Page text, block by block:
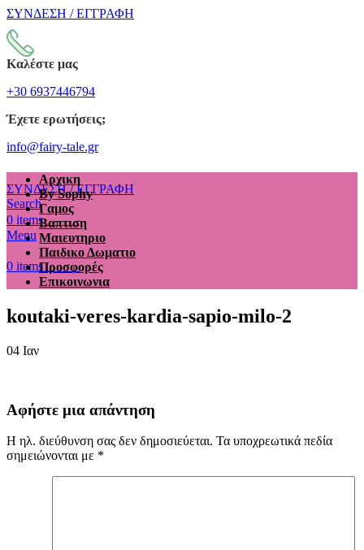
ΣΥΝΔΕΣΗ / ΕΓΓΡΑΦΗ
Καλέστε μας
+30 6937446794
Έχετε ερωτήσεις;
info@fairy-tale.gr
ΣΥΝΔΕΣΗ / ΕΓΓΡΑΦΗ
Search
0 items €0.00
Menu
0 items €0.00
Αρχικη
By Sophy
Γαμος
Βαπτιση
Μαιευτηριο
Παιδικο Δωματιο
Προσφορές
Επικοινωνια
koutaki-veres-kardia-sapio-milo-2
04 Ιαν
Αφήστε μια απάντηση
Η ηλ. διεύθυνση σας δεν δημοσιεύεται. Τα υποχρεωτικά πεδία
σημειώνονται με *